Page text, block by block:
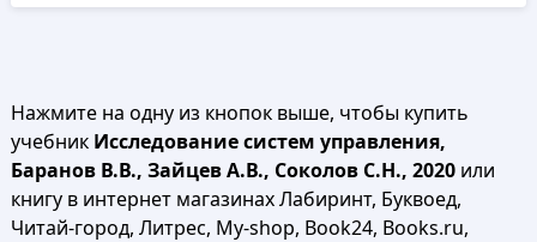
Нажмите на одну из кнопок выше, чтобы купить
учебник Исследование систем управления,
Баранов В.В., Зайцев А.В., Соколов С.Н., 2020или
книгу в интернет магазинах Лабиринт, Буквоед,
Читай-город, Литрес, My-shop, Book24, Books.ru,